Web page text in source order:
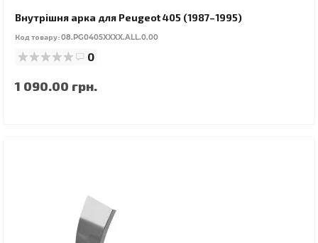
Внутрішня арка для Peugeot 405 (1987–1995)
Код товару:08.PG0405XXXX.ALL.0.00
0
1 090.00 грн.